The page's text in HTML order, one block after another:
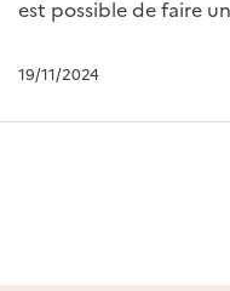
19/11/2024
est possible de faire